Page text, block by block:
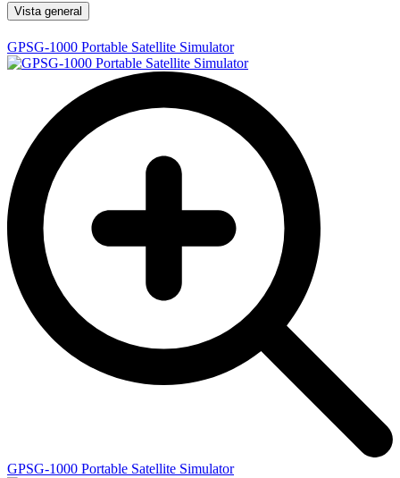
Vista general
GPSG-1000 Portable Satellite Simulator
GPSG-1000 Portable Satellite Simulator